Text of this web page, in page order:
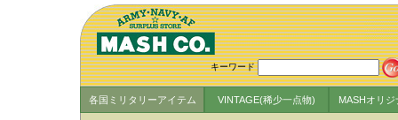
キーワード
各国ミリタリーアイテム VINTAGE(稀少一点物) MASHオリ